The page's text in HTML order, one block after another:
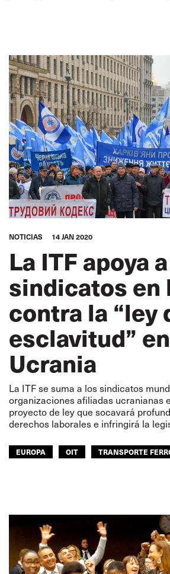
TURISMO
TRANSPORTE URBANO
ITF ÁFRICA
ITF AMÉRICAS
ITF
ITF ASIA-PACÍFICO
GLOBAL
NOTICIAS 14 JAN 2020
La ITF apoya
sindicatos en
contra la “ley
esclavitud” en
Ucrania
La ITF se suma a los sindicatos
organizaciones afiliadas ucranianas
proyecto de ley que socavará
derechos laborales e infringirá la
EUROPA OIT
TRANSPORTE